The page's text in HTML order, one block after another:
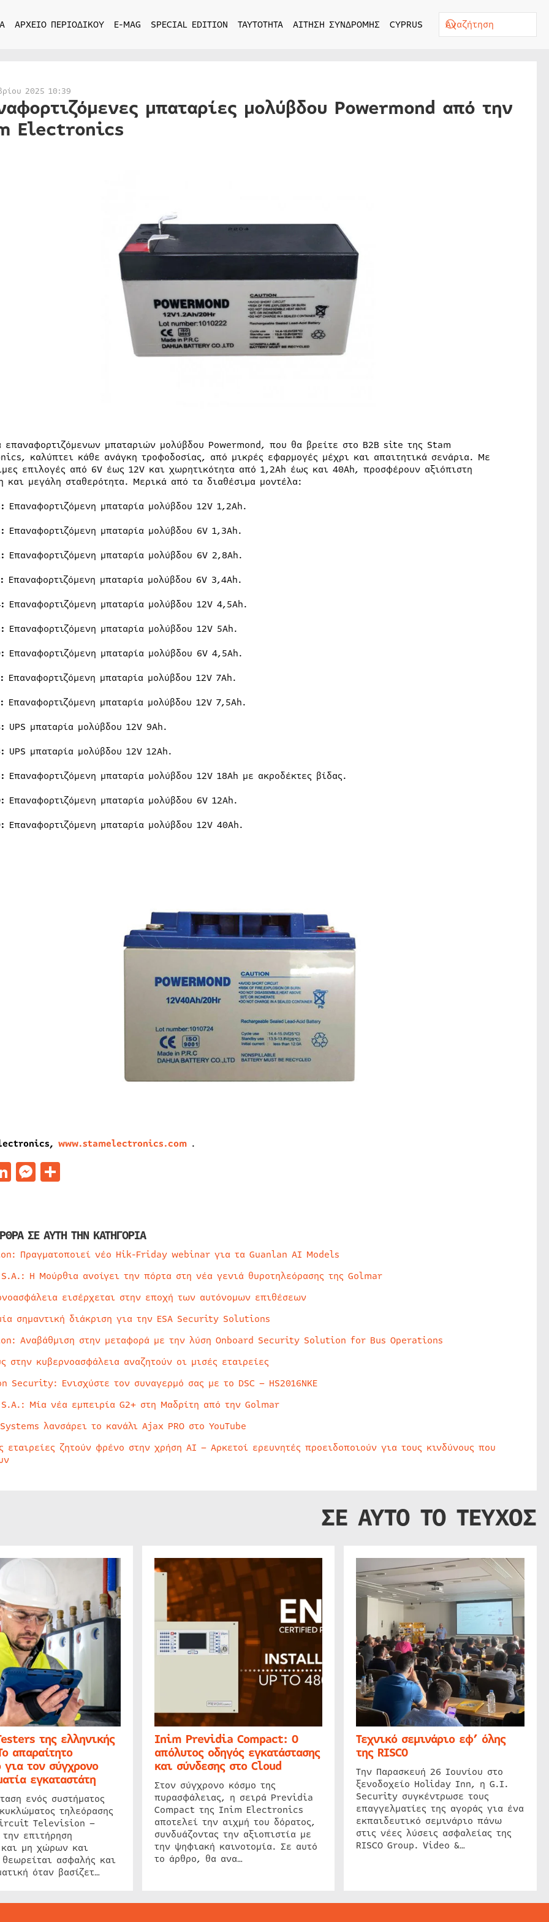
ΑΡΧΕΙΟ ΠΕΡΙΟΔΙΚΟΥ E-MAG SPECIAL EDITION ΤΑΥΤΟΤΗΤΑ ΑΙΤΗΣΗ ΣΥΝΔΡΟΜΗΣ CYPRUS
2025 10:39
μπαταρίες μολύβδου Powermond από την
Electronics
επαναφορτιζόμενων μπαταριών μολύβδου Powermond, που θα βρείτε στο B2B site της Stam
καλύπτει κάθε ανάγκη τροφοδοσίας, από μικρές εφαρμογές μέχρι και απαιτητικά σενάρια. Με
επιλογές από 6V έως 12V και χωρητικότητα από 1,2Ah έως και 40Ah, προσφέρουν αξιόπιστη
και μεγάλη σταθερότητα. Μερικά από τα διαθέσιμα μοντέλα:
Επαναφορτιζόμενη μπαταρία μολύβδου 12V 1,2Ah.
Επαναφορτιζόμενη μπαταρία μολύβδου 6V 1,3Ah.
Επαναφορτιζόμενη μπαταρία μολύβδου 6V 2,8Ah.
Επαναφορτιζόμενη μπαταρία μολύβδου 6V 3,4Ah.
Επαναφορτιζόμενη μπαταρία μολύβδου 12V 4,5Ah.
Επαναφορτιζόμενη μπαταρία μολύβδου 12V 5Ah.
Επαναφορτιζόμενη μπαταρία μολύβδου 6V 4,5Ah.
Επαναφορτιζόμενη μπαταρία μολύβδου 12V 7Ah.
Επαναφορτιζόμενη μπαταρία μολύβδου 12V 7,5Ah.
UPS μπαταρία μολύβδου 12V 9Ah.
UPS μπαταρία μολύβδου 12V 12Ah.
Επαναφορτιζόμενη μπαταρία μολύβδου 12V 18Ah με ακροδέκτες βίδας.
Επαναφορτιζόμενη μπαταρία μολύβδου 6V 12Ah.
Επαναφορτιζόμενη μπαταρία μολύβδου 12V 40Ah.
www.stamelectronics.com .
LinkedIn
Messenger
Μοιραστείτε
ΣΕ ΑΥΤΗ ΤΗΝ ΚΑΤΗΓΟΡΙΑ
Πραγματοποιεί νέο Hik-Friday webinar για τα Guanlan AI Models
Η Μούρθια ανοίγει την πόρτα στη νέα γενιά θυροτηλεόρασης της Golmar
εισέρχεται στην εποχή των αυτόνομων επιθέσεων
σημαντική διάκριση για την ESA Security Solutions
Αναβάθμιση στην μεταφορά με την λύση Onboard Security Solution for Bus Operations
στην κυβερνοασφάλεια αναζητούν οι μισές εταιρείες
Security: Ενισχύστε τον συναγερμό σας με το DSC – HS2016NKE
S.A.: Μία νέα εμπειρία G2+ στη Μαδρίτη από την Golmar
λανσάρει το κανάλι Ajax PRO στο YouTube
εταιρείες ζητούν φρένο στην χρήση AI – Αρκετοί ερευνητές προειδοποιούν για τους κινδύνους που
ΣΕ ΑΥΤΟ ΤΟ ΤΕΥΧΟΣ
της ελληνικής
απαραίτητο
για τον σύγχρονο
εγκαταστάτη
ενός συστήματος
τηλεόρασης
Television –
την επιτήρηση
μη χώρων και
ασφαλής και
όταν βασίζετ…
Inim Previdia Compact: Ο
απόλυτος οδηγός εγκατάστασης
και σύνδεσης στο Cloud
Στον σύγχρονο κόσμο της
πυρασφάλειας, η σειρά Previdia
Compact της Inim Electronics
αποτελεί την αιχμή του δόρατος,
συνδυάζοντας την αξιοπιστία με
την ψηφιακή καινοτομία. Σε αυτό
το άρθρο, θα ανα…
Τεχνικό σεμινάριο εφ’ όλης
της RISCO
Την Παρασκευή 26 Ιουνίου στο
ξενοδοχείο Holiday Inn, η G.I.
Security συγκέντρωσε τους
επαγγελματίες της αγοράς για ένα
εκπαιδευτικό σεμινάριο πάνω
στις νέες λύσεις ασφαλείας της
RISCO Group. Video &…